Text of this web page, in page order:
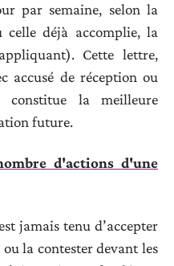
par semaine, selon la
déjà accomplie, la
Cette lettre,
accusé de réception ou
constitue la meilleure
future.
d'actions d'une
jamais tenu d’accepter
la contester devant les